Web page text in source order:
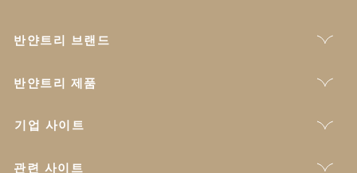
반얀트리 브랜드
반얀트리 제품
기업 사이트
관련 사이트